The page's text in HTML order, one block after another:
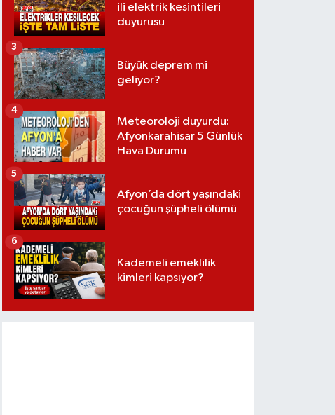
ili elektrik kesintileri
duyurusu
Büyük deprem mi
geliyor?
3
Meteoroloji duyurdu:
Afyonkarahisar 5 Günlük
Hava Durumu
4
Afyon’da dört yaşındaki
çocuğun şüpheli ölümü
5
Kademeli emeklilik
kimleri kapsıyor?
6